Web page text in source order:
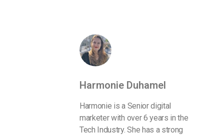
Harmonie Duhamel
Harmonie is a Senior digital
marketer with over 6 years in the
Tech Industry. She has a strong